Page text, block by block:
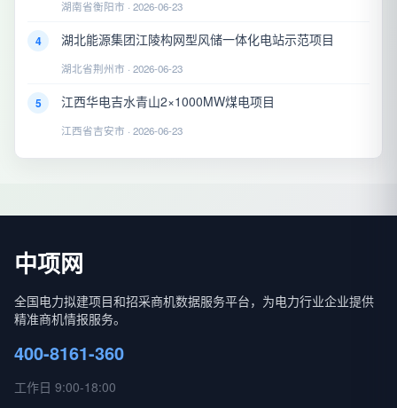
湖南省衡阳市 · 2026-06-23
4 湖北能源集团江陵构网型风储一体化电站示范项目
湖北省荆州市 · 2026-06-23
5 江西华电吉水青山2×1000MW煤电项目
江西省吉安市 · 2026-06-23
中项网
全国电力拟建项目和招采商机数据服务平台，为电力行业企业提供
精准商机情报服务。
400-8161-360
工作日 9:00-18:00